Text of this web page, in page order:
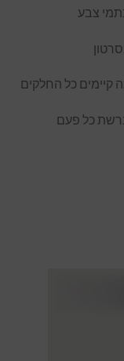
צבע
קיימים כל החלקים
כל פעם